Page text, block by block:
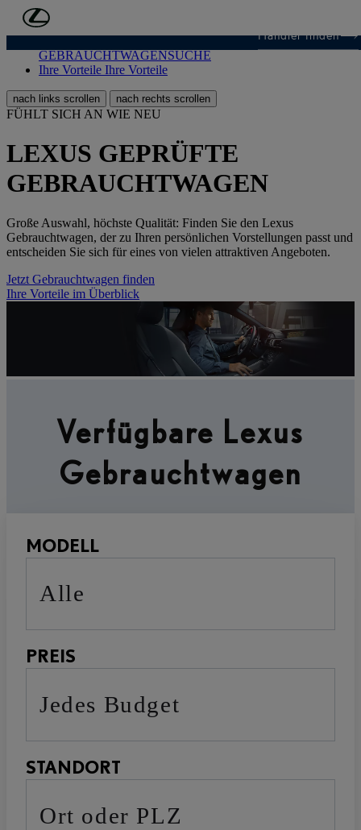
Zum Hauptinhalt springen
Händler finden
GEBRAUCHTWAGENSUCHE
Ihre Vorteile Ihre Vorteile
nach links scrollen nach rechts scrollen
FÜHLT SICH AN WIE NEU
LEXUS GEPRÜFTE
GEBRAUCHTWAGEN
Große Auswahl, höchste Qualität: Finden Sie den Lexus
Gebrauchtwagen, der zu Ihren persönlichen Vorstellungen passt und
entscheiden Sie sich für eines von vielen attraktiven Angeboten.
Jetzt Gebrauchtwagen finden
Ihre Vorteile im Überblick
Verfügbare Lexus
Gebrauchtwagen
MODELL
Alle
PREIS
Jedes Budget
STANDORT
Ort oder PLZ